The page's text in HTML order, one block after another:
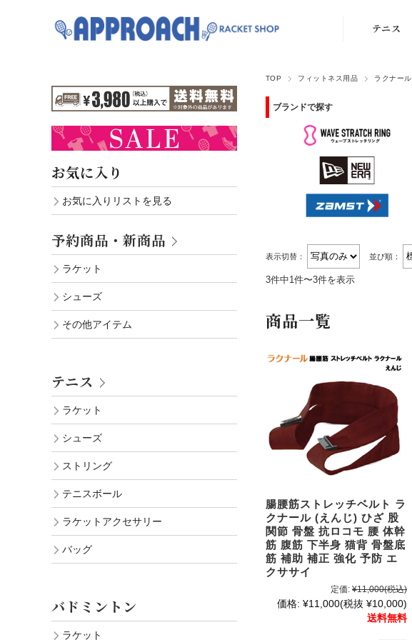
テニス
ストリング
テニスボール
ウェア
バッグ
TOP フィットネス用品 ラクナール
ブランドで探す
表示切替： 並び順：
3件中1件〜3件を表示
商品一覧
腸腰筋ストレッチベルト ラ
クナール (えんじ) ひざ 股
関節 骨盤 抗ロコモ 腰 体幹
筋 腹筋 下半身 猫背 骨盤底
筋 補助 補正 強化 予防 エ
クササイ
定価: ¥11,000(税込)
価格: ¥11,000(税抜 ¥10,000)
送料無料
お気に入り
お気に入りリストを見る
予約商品・新商品
ラケット
シューズ
その他アイテム
テニス
ラケット
シューズ
ストリング
テニスボール
ラケットアクセサリー
バッグ
バドミントン
ラケット